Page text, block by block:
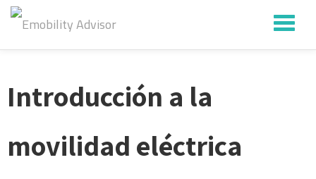
contenido
Introducción a la
movilidad eléctrica